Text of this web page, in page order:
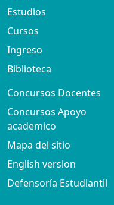
Estudios
Cursos
Ingreso
Biblioteca
Concursos Docentes
Concursos Apoyo
academico
Mapa del sitio
English version
Defensoría Estudiantil